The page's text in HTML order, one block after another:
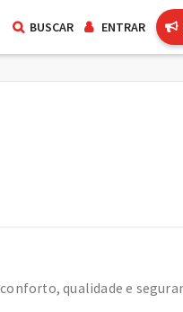
BUSCAR ENTRAR
qualidade e